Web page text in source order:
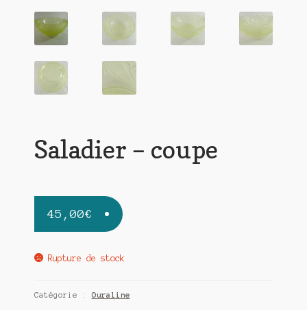
Saladier – coupe
45,00€
Rupture de stock
Catégorie : Ouraline